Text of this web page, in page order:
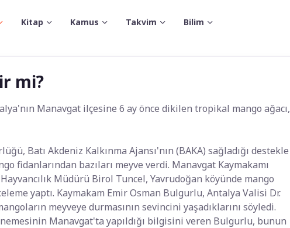
Kitap Kamus Takvim Bilim
mi?
Manavgat ilçesine 6 ay önce dikilen tropikal mango ağacı,
Batı Akdeniz Kalkınma Ajansı'nın (BAKA) sağladığı destekle
fidanlarından bazıları meyve verdi. Manavgat Kaymakamı
Müdürü Birol Tuncel, Yavrudoğan köyünde mango
yaptı. Kaymakam Emir Osman Bulgurlu, Antalya Valisi Dr.
meyveye durmasının sevincini yaşadıklarını söyledi.
Manavgat'ta yapıldığı bilgisini veren Bulgurlu, bunun